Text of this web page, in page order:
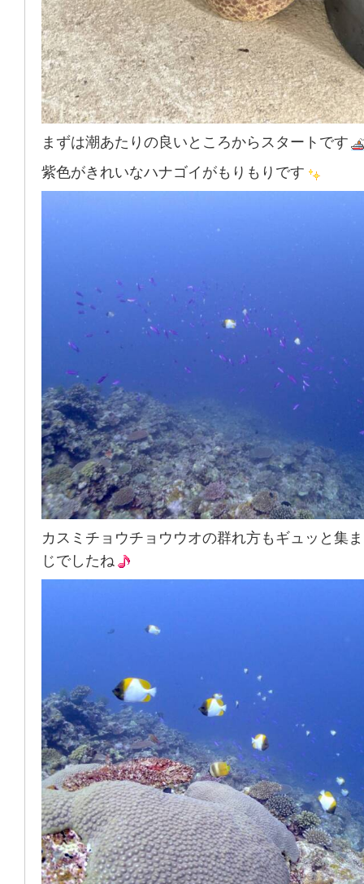
まずは潮あたりの良いところからスタートです
紫色がきれいなハナゴイがもりもりです
カスミチョウチョウウオの群れ方もギュッと集
じでしたね